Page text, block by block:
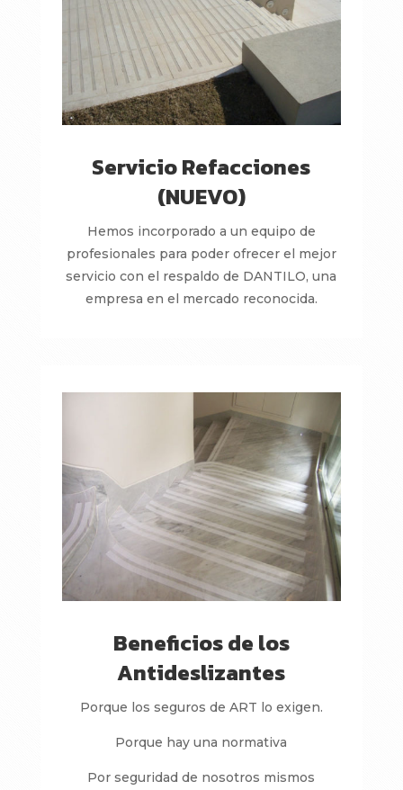
Servicio Refacciones
(NUEVO)
Hemos incorporado a un equipo de
profesionales para poder ofrecer el mejor
servicio con el respaldo de DANTILO, una
empresa en el mercado reconocida.
Beneficios de los
Antideslizantes
Porque los seguros de ART lo exigen.
Porque hay una normativa
Por seguridad de nosotros mismos